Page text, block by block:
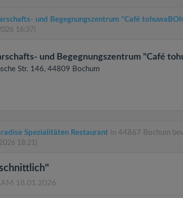
und Begegnungszentrum "Café
16:37)
und Begegnungszentrum "Café
Str. 146, 44809 Bochum
Spezialitäten Restaurant in 44867 Bochum
18:21)
AM 18.01.2026